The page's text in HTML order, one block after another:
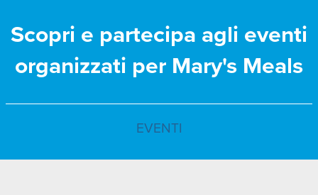
Scopri e partecipa agli eventi
organizzati per Mary's Meals
EVENTI